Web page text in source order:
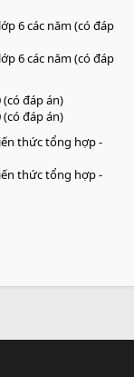
6 các năm (có đáp
6 các năm (có đáp
(có đáp án)
(có đáp án)
thức tổng hợp -
thức tổng hợp -